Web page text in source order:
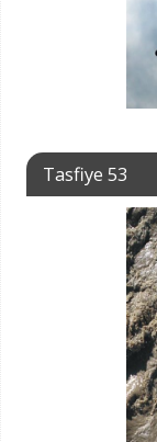
Tasfiye 53